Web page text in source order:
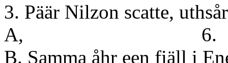
3. Päär Nilzon scatte,
A, 6.
B. Samma åhr een fiäll i